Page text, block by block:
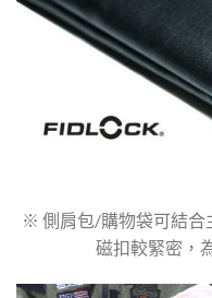
※ 側肩包/購物袋可結合
磁扣較緊密，